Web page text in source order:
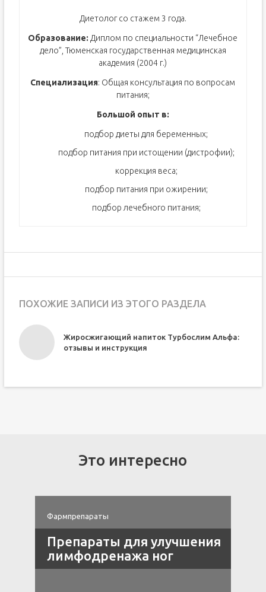
Диетолог со стажем 3 года.
Образование: Диплом по специальности “Лечебное
дело”, Тюменская государственная медицинская
академия (2004 г.)
Специализация: Общая консультация по вопросам
питания;
Большой опыт в:
подбор диеты для беременных;
подбор питания при истощении (дистрофии);
коррекция веса;
подбор питания при ожирении;
подбор лечебного питания;
ПОХОЖИЕ ЗАПИСИ ИЗ ЭТОГО РАЗДЕЛА
Жиросжигающий напиток Турбослим Альфа:
отзывы и инструкция
Это интересно
Фармпрепараты
Препараты для улучшения
лимфодренажа ног